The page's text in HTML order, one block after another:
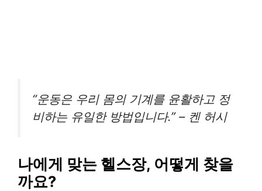
“운동은 우리 몸의 기계를 윤활하고 정
비하는 유일한 방법입니다.” – 켄 허시
나에게 맞는 헬스장, 어떻게 찾을
까요?